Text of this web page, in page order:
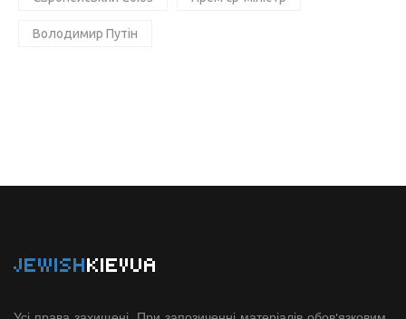
Володимир Путін
JEWISHKIEVUA